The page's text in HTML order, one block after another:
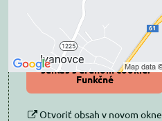
Povoliť tentokrát
Povoliť a zapamätať -
súhlas s druhom cookie:
Funkčné
Otvoriť obsah v novom okne